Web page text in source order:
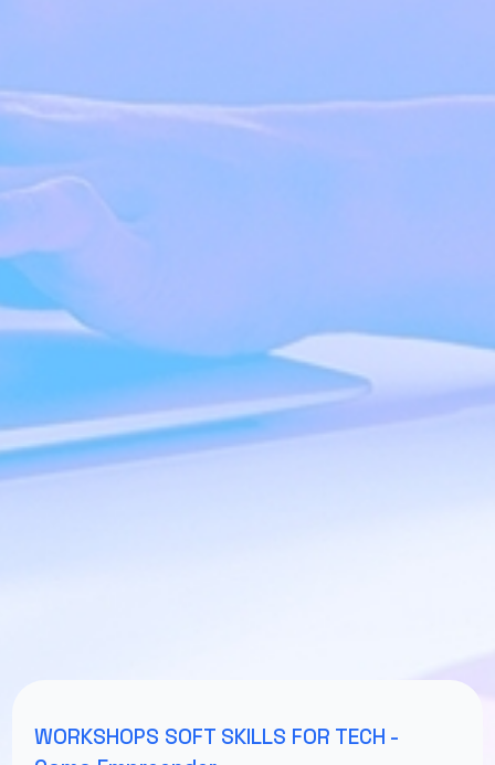
WORKSHOPS SOFT SKILLS FOR TECH -